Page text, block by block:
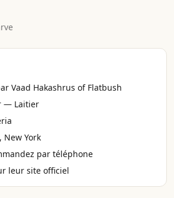
Vaad Hakashrus of Flatbush
— Laitier
New York
par téléphone
leur site officiel